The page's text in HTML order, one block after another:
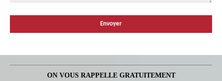
ON VOUS RAPPELLE GRATUITEMENT